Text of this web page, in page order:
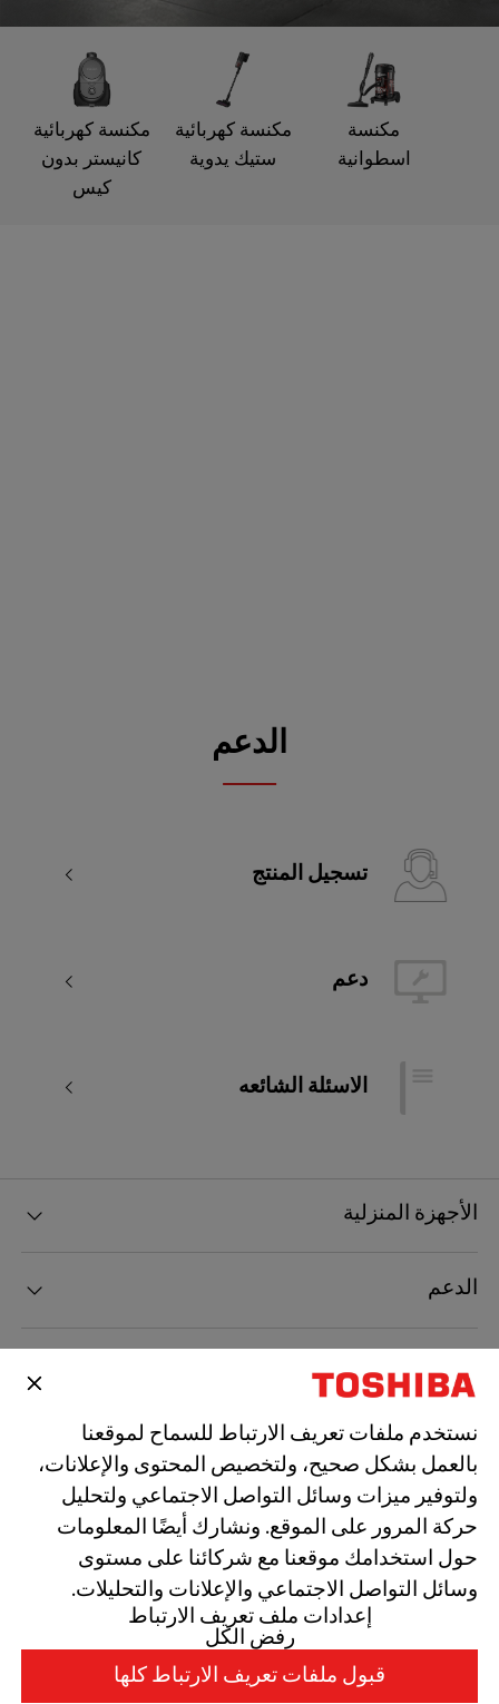
مكنسة
اسطوانية
مكنسة كهربائية
ستيك يدوية
مكنسة كهربائية
كانيستر بدون
كيس
الدعم
تسجيل المنتج
دعم
الاسئلة الشائعه
الأجهزة المنزلية
الدعم
الاتصال
جميع حقوق الطبع والنشر محفوظة لشركة توشيبا لايف ستايل لمنتجات
وخدمات 2026.
سياسة الخصوصية
الشروط والأحكام
نستخدم ملفات تعريف الارتباط للسماح لموقعنا
بالعمل بشكل صحيح، ولتخصيص المحتوى والإعلانات،
ولتوفير ميزات وسائل التواصل الاجتماعي ولتحليل
حركة المرور على الموقع. ونشارك أيضًا المعلومات
حول استخدامك موقعنا مع شركائنا على مستوى
وسائل التواصل الاجتماعي والإعلانات والتحليلات.
إعدادات ملف تعريف الارتباط
رفض الكل
قبول ملفات تعريف الارتباط كلها